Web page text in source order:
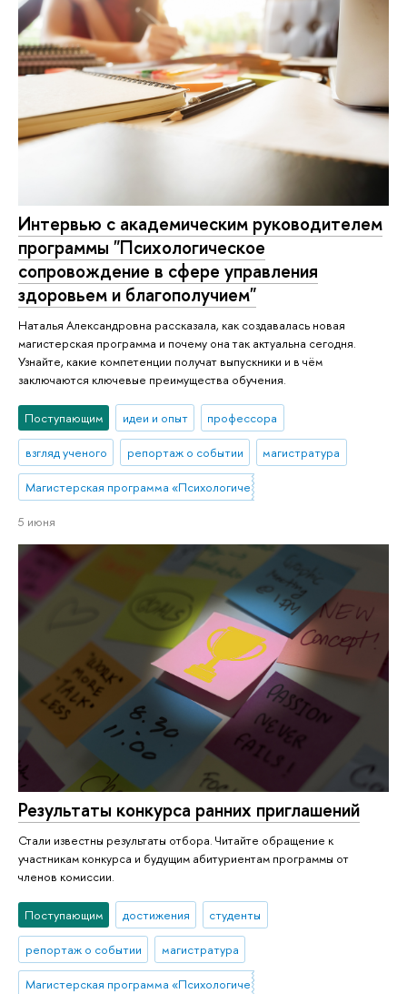
Интервью с академическим руководителем
программы "Психологическое
сопровождение в сфере управления
здоровьем и благополучием"
Наталья Александровна рассказала, как создавалась новая
магистерская программа и почему она так актуальна сегодня.
Узнайте, какие компетенции получат выпускники и в чём
заключаются ключевые преимущества обучения.
Поступающим идеи и опыт профессора
взгляд ученого репортаж о событии магистратура
Магистерская программа «Психологическое сопровождение в
5 июня
Результаты конкурса ранних приглашений
Стали известны результаты отбора. Читайте обращение к
участникам конкурса и будущим абитуриентам программы от
членов комиссии.
Поступающим достижения студенты
репортаж о событии магистратура
Магистерская программа «Психологическое сопровождение в